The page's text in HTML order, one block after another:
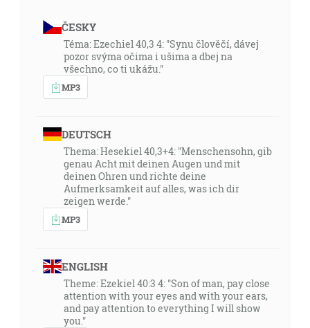
ČESKY
Téma: Ezechiel 40,3 4: "Synu člověčí, dávej
pozor svýma očima i ušima a dbej na
všechno, co ti ukážu."
MP3
DEUTSCH
Thema: Hesekiel 40,3+4: "Menschensohn, gib
genau Acht mit deinen Augen und mit
deinen Ohren und richte deine
Aufmerksamkeit auf alles, was ich dir
zeigen werde."
MP3
ENGLISH
Theme: Ezekiel 40:3 4: "Son of man, pay close
attention with your eyes and with your ears,
and pay attention to everything I will show
you."